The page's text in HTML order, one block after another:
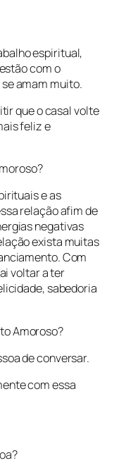
espiritual,
com o
amam muito.
que o casal volte
feliz e
e as
relação afim de
negativas
exista muitas
Com
voltar a ter
sabedoria
Amoroso?
de conversar.
com essa